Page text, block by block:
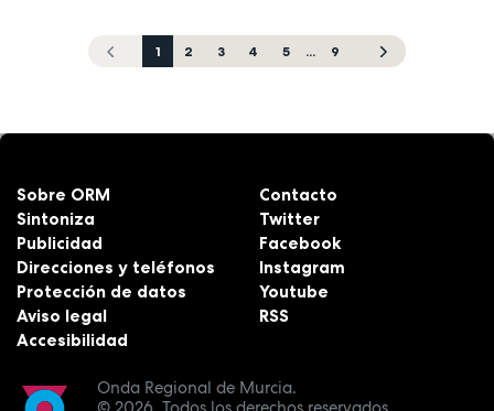
1 2 3 4 5 ... 9
Onda Regional de Murcia.
Sobre ORM
Sintoniza
Publicidad
Direcciones y teléfonos
Protección de datos
Aviso legal
Accesibilidad
Contacto
Twitter
Facebook
Instagram
Youtube
RSS